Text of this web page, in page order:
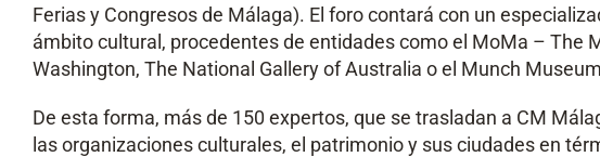
Ferias y Congresos de Málaga). El foro contará con un
ámbito cultural, procedentes de entidades como el MoMa – The
Washington, The National Gallery of Australia o el Munch
De esta forma, más de 150 expertos, que se trasladan a CM
las organizaciones culturales, el patrimonio y sus ciudades en